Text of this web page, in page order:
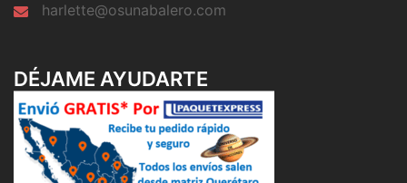
harlette@osunabalero.com
DÉJAME AYUDARTE